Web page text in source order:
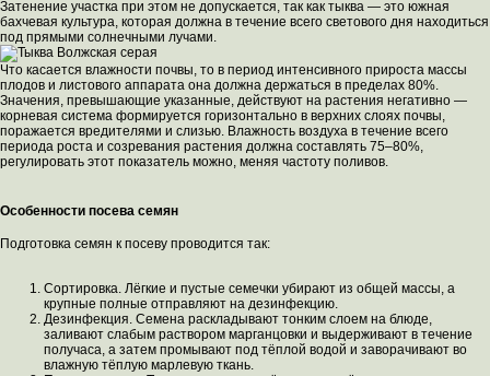
Затенение участка при этом не допускается, так как тыква — это южная
бахчевая культура, которая должна в течение всего светового дня находиться
под прямыми солнечными лучами.
Что касается влажности почвы, то в период интенсивного прироста массы
плодов и листового аппарата она должна держаться в пределах 80%.
Значения, превышающие указанные, действуют на растения негативно —
корневая система формируется горизонтально в верхних слоях почвы,
поражается вредителями и слизью. Влажность воздуха в течение всего
периода роста и созревания растения должна составлять 75–80%,
регулировать этот показатель можно, меняя частоту поливов.
Особенности посева семян
Подготовка семян к посеву проводится так:
Сортировка. Лёгкие и пустые семечки убирают из общей массы, а
крупные полные отправляют на дезинфекцию.
Дезинфекция. Семена раскладывают тонким слоем на блюде,
заливают слабым раствором марганцовки и выдерживают в течение
получаса, а затем промывают под тёплой водой и заворачивают во
влажную тёплую марлевую ткань.